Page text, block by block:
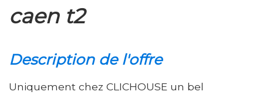
caen t2
description de l'offre
Uniquement chez CLICHOUSE un bel